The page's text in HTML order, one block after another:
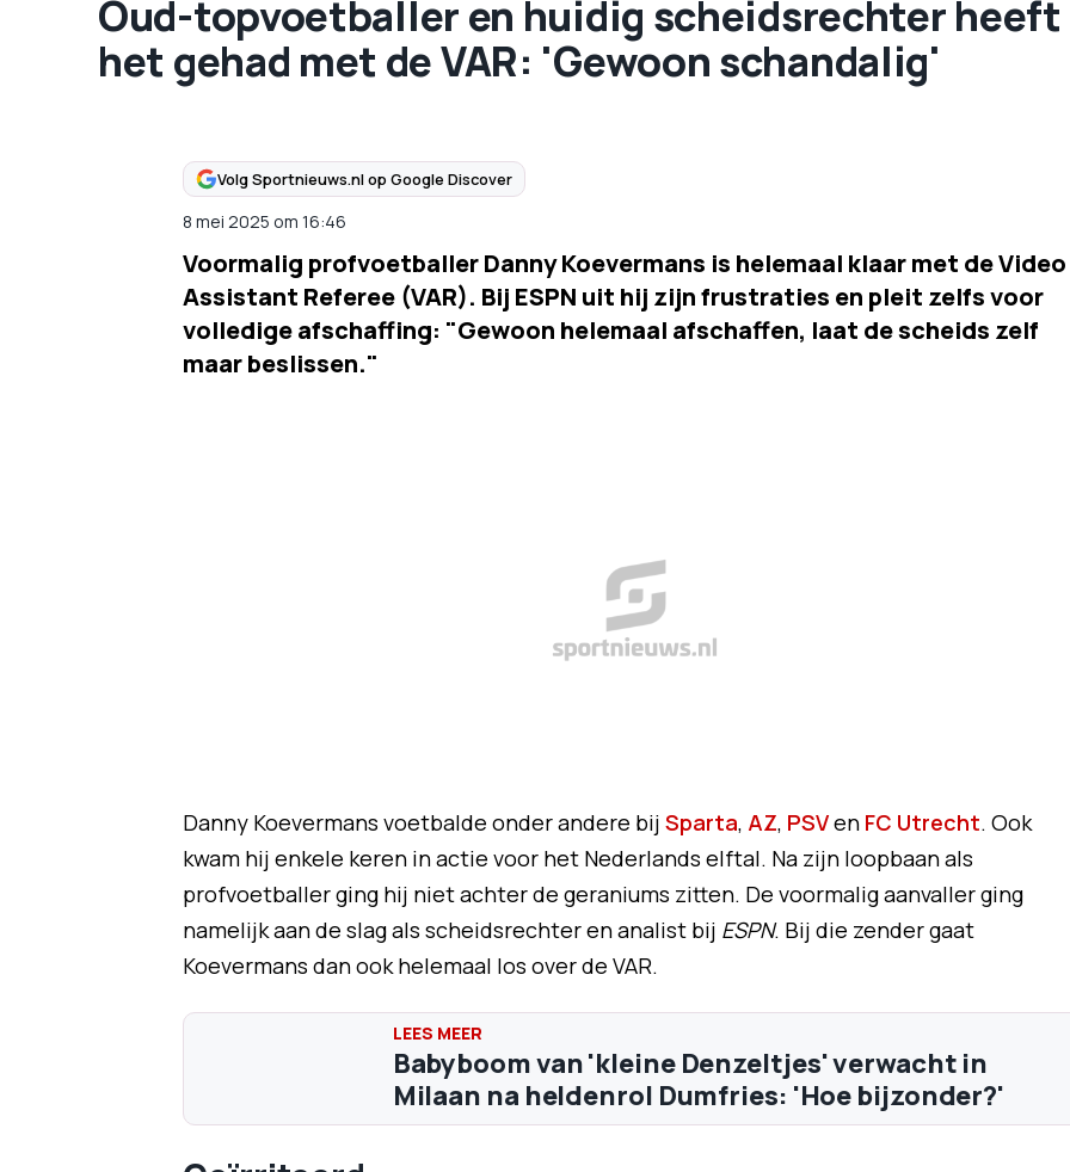
Oud-topvoetballer en huidig scheidsrechter heeft
het gehad met de VAR: 'Gewoon schandalig'
Volg Sportnieuws.nl op Google Discover
8 mei 2025 om 16:46
Voormalig profvoetballer Danny Koevermans is helemaal klaar met de Video
Assistant Referee (VAR). Bij ESPN uit hij zijn frustraties en pleit zelfs voor
volledige afschaffing: "Gewoon helemaal afschaffen, laat de scheids zelf
maar beslissen."
Danny Koevermans voetbalde onder andere bij Sparta, AZ, PSVen FC Utrecht. Ook
kwam hij enkele keren in actie voor het Nederlands elftal. Na zijn loopbaan als
profvoetballer ging hij niet achter de geraniums zitten. De voormalig aanvaller ging
namelijk aan de slag als scheidsrechter en analist bij ESPN. Bij die zender gaat
Koevermans dan ook helemaal los over de VAR.
Babyboom van 'kleine Denzeltjes' verwacht in
Milaan na heldenrol Dumfries: 'Hoe bijzonder?'